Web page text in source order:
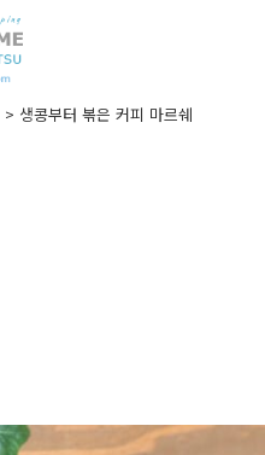
> 생콩부터 볶은 커피 마르쉐